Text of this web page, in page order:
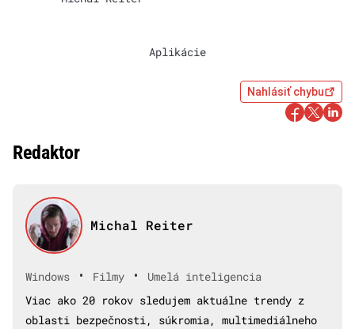
Aplikácie
Nahlásiť chybu
Redaktor
Michal Reiter
Windows • Filmy •
Umelá inteligencia
Viac ako 20 rokov sledujem aktuálne trendy z
oblasti bezpečnosti, súkromia, multimediálneho